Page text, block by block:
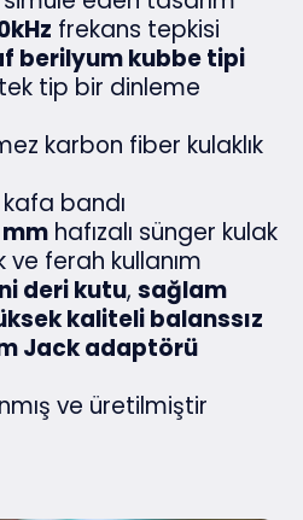
frekans tepkisi
berilyum kubbe tipi
tip bir dinleme
karbon fiber kulaklık
bandı
hafızalı sünger kulak
ve ferah kullanım
deri kutu, sağlam
kaliteli balanssız
Jack adaptörü
ve üretilmiştir